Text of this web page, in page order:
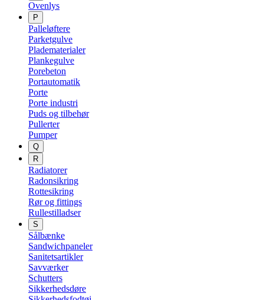
Ovenlys
P
Palleløftere
Parketgulve
Pladematerialer
Plankegulve
Porebeton
Portautomatik
Porte
Porte industri
Puds og tilbehør
Pullerter
Pumper
Q
R
Radiatorer
Radonsikring
Rottesikring
Rør og fittings
Rullestilladser
S
Sålbænke
Sandwichpaneler
Sanitetsartikler
Savværker
Schutters
Sikkerhedsdøre